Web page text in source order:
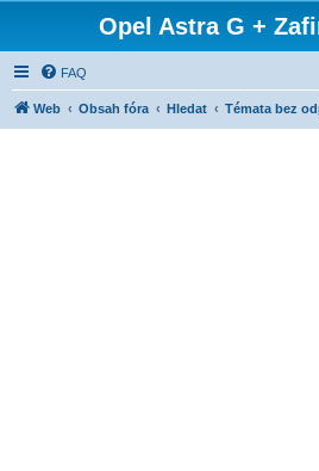
Opel Astra G +
FAQ
Web Obsah fóra Hledat Témata bez